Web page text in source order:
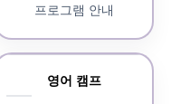
프로그램 안내
영어 캠프